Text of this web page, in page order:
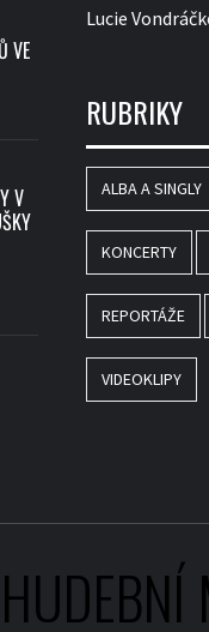
VE
V
Lucie
RUBRIKY
ALBA A SINGLY
KONCERTY
REPORTÁŽE
VIDEOKLIPY
HUDEBNÍ